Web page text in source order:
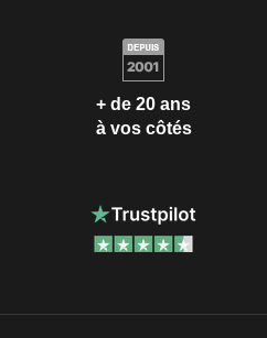
+ de 20 ans
à vos côtés